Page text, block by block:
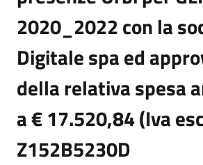
2020_2022 con la
Digitale spa ed
della relativa spesa
a € 17.520,84 (Iva
Z152B5230D